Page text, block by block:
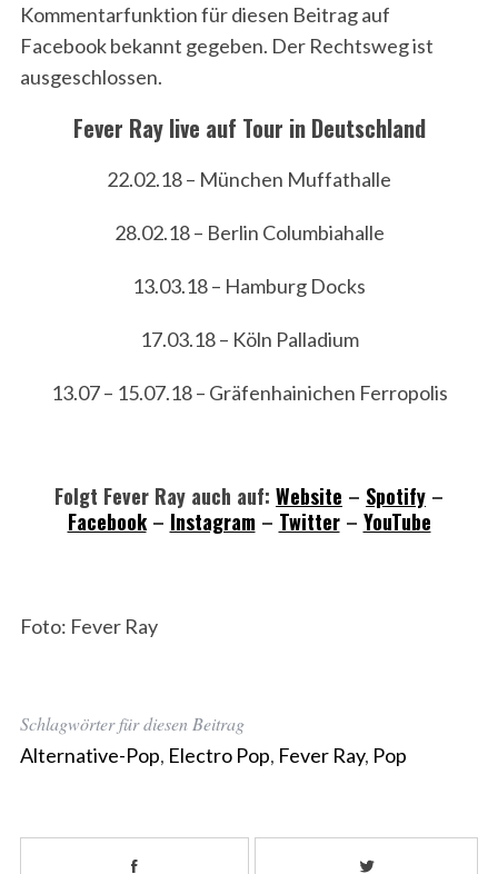
Kommentarfunktion für diesen Beitrag auf
Facebook bekannt gegeben. Der Rechtsweg ist
ausgeschlossen.
Fever Ray live auf Tour in Deutschland
22.02.18 – München Muffathalle
28.02.18 – Berlin Columbiahalle
13.03.18 – Hamburg Docks
17.03.18 – Köln Palladium
13.07 – 15.07.18 – Gräfenhainichen Ferropolis
Folgt Fever Ray auch auf: Website – Spotify –
Facebook– Instagram– Twitter– YouTube
Foto: Fever Ray
Schlagwörter für diesen Beitrag
Alternative-Pop, Electro Pop, Fever Ray, Pop